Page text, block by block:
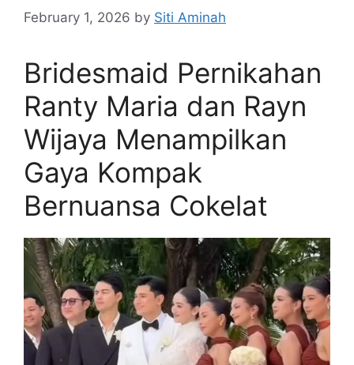
February 1, 2026 by Siti Aminah
Bridesmaid Pernikahan
Ranty Maria dan Rayn
Wijaya Menampilkan
Gaya Kompak
Bernuansa Cokelat